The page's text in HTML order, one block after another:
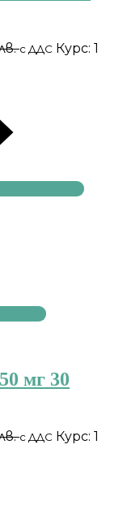
с ДДС Курс: 1
мг 30
с ДДС Курс: 1